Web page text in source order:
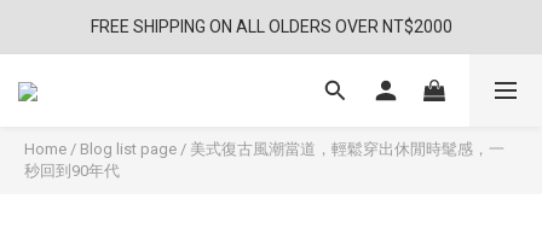
FREE SHIPPING ON ALL OLDERS OVER NT$2000
Home / Blog list page / 美式復古風潮當道，輕鬆穿出休閒時髦感，一
秒回到90年代